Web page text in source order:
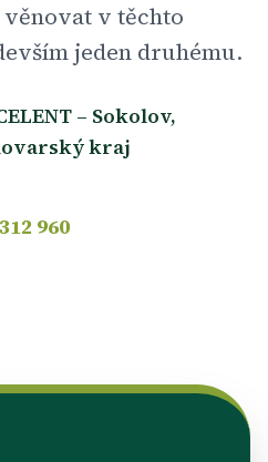
v těchto
jeden druhému.
– Sokolov,
kraj
960